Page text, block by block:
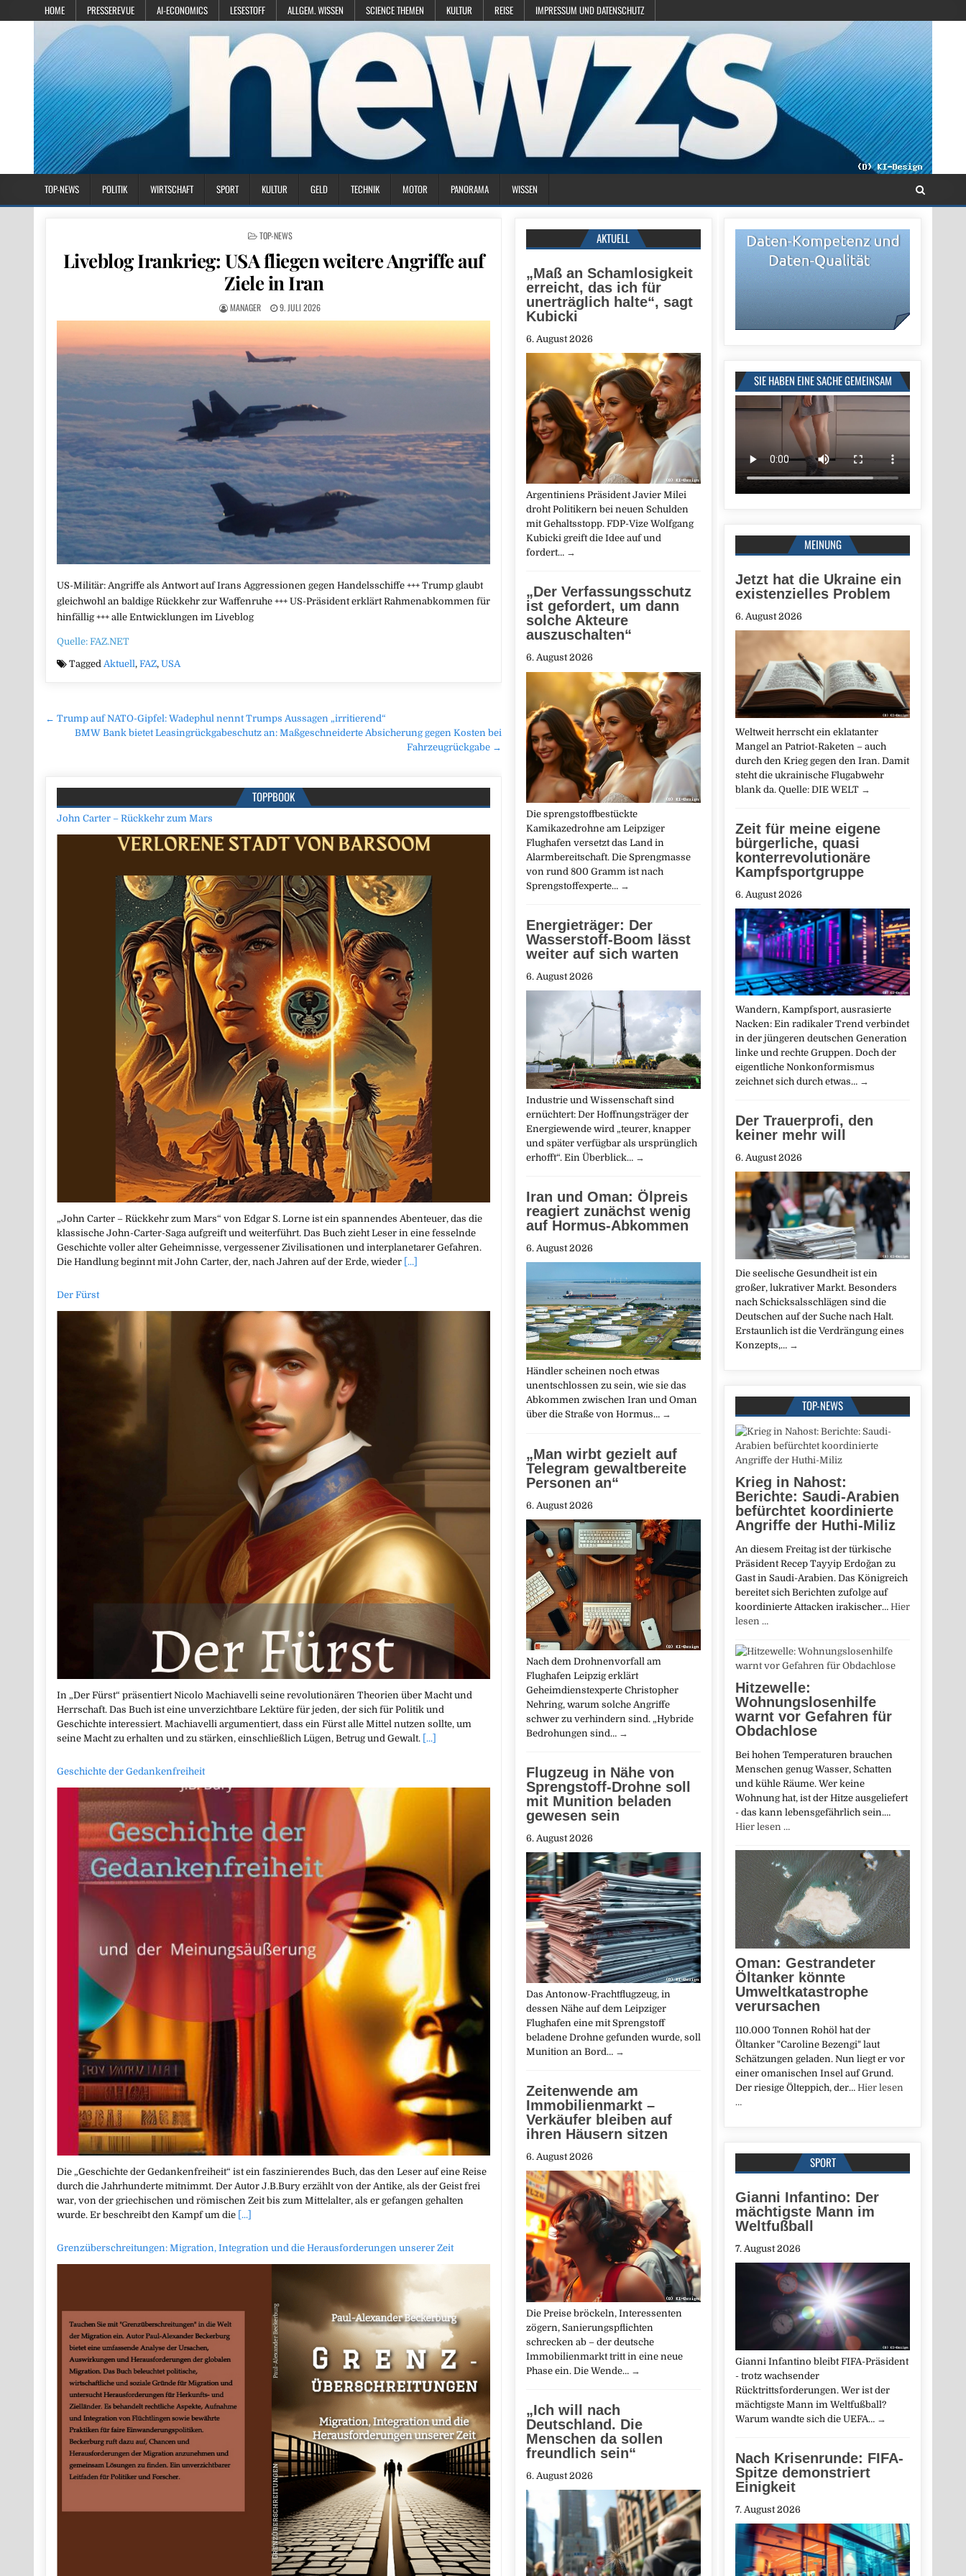
HOME PRESSEREVUE AI-ECONOMICS LESESTOFF ALLGEM. WISSEN SCIENCE THEMEN KULTUR REISE IMPRESSUM UND DATENSCHUTZ
TOP-NEWS POLITIK WIRTSCHAFT SPORT KULTUR GELD TECHNIK MOTOR PANORAMA WISSEN
POSTED IN
TOP-NEWS
Liveblog Irankrieg: USA fliegen weitere Angriffe auf
Ziele in Iran
MANAGER 9. JULI 2026
US-Militär: Angriffe als Antwort auf Irans Aggressionen gegen Handelsschiffe +++ Trump glaubt
gleichwohl an baldige Rückkehr zur Waffenruhe +++ US-Präsident erklärt Rahmenabkommen für
hinfällig +++ alle Entwicklungen im Liveblog
Quelle: FAZ.NET
TaggedAktuell,FAZ,USA
Beitragsnavigation
← Trump auf NATO-Gipfel: Wadephul nennt Trumps Aussagen „irritierend“
BMW Bank bietet Leasingrückgabeschutz an: Maßgeschneiderte Absicherung gegen Kosten bei
Fahrzeugrückgabe →
TOPPBOOK
John Carter – Rückkehr zum Mars
„John Carter – Rückkehr zum Mars“ von Edgar S. Lorne ist ein spannendes Abenteuer, das die
klassische John-Carter-Saga aufgreift und weiterführt. Das Buch zieht Leser in eine fesselnde
Geschichte voller alter Geheimnisse, vergessener Zivilisationen und interplanetarer Gefahren.
Die Handlung beginnt mit John Carter, der, nach Jahren auf der Erde, wieder [...]
Der Fürst
In „Der Fürst“ präsentiert Nicolo Machiavelli seine revolutionären Theorien über Macht und
Herrschaft. Das Buch ist eine unverzichtbare Lektüre für jeden, der sich für Politik und
Geschichte interessiert. Machiavelli argumentiert, dass ein Fürst alle Mittel nutzen sollte, um
seine Macht zu erhalten und zu stärken, einschließlich Lügen, Betrug und Gewalt. [...]
Geschichte der Gedankenfreiheit
Die „Geschichte der Gedankenfreiheit“ ist ein faszinierendes Buch, das den Leser auf eine Reise
durch die Jahrhunderte mitnimmt. Der Autor J.B.Bury erzählt von der Antike, als der Geist frei
war, von der griechischen und römischen Zeit bis zum Mittelalter, als er gefangen gehalten
wurde. Er beschreibt den Kampf um die [...]
Grenzüberschreitungen: Migration, Integration und die Herausforderungen unserer Zeit
SIE HABEN EINE SACHE GEMEINSAM
MEINUNG
Jetzt hat die Ukraine ein
existenzielles Problem
6. August 2026
Weltweit herrscht ein eklatanter
Mangel an Patriot-Raketen – auch
durch den Krieg gegen den Iran. Damit
steht die ukrainische Flugabwehr
blank da. Quelle: DIE WELT →
Zeit für meine eigene
bürgerliche, quasi
konterrevolutionäre
Kampfsportgruppe
6. August 2026
Wandern, Kampfsport, ausrasierte
Nacken: Ein radikaler Trend verbindet
in der jüngeren deutschen Generation
linke und rechte Gruppen. Doch der
eigentliche Nonkonformismus
zeichnet sich durch etwas… →
Der Trauerprofi, den
keiner mehr will
6. August 2026
Die seelische Gesundheit ist ein
großer, lukrativer Markt. Besonders
nach Schicksalsschlägen sind die
Deutschen auf der Suche nach Halt.
Erstaunlich ist die Verdrängung eines
Konzepts,… →
TOP-NEWS
Krieg in Nahost:
Berichte: Saudi-Arabien
befürchtet koordinierte
Angriffe der Huthi-Miliz
An diesem Freitag ist der türkische
Präsident Recep Tayyip Erdoğan zu
Gast in Saudi-Arabien. Das Königreich
bereitet sich Berichten zufolge auf
koordinierte Attacken irakischer… Hier
lesen …
Hitzewelle:
Wohnungslosenhilfe
warnt vor Gefahren für
Obdachlose
Bei hohen Temperaturen brauchen
Menschen genug Wasser, Schatten
und kühle Räume. Wer keine
Wohnung hat, ist der Hitze ausgeliefert
- das kann lebensgefährlich sein.…
Hier lesen …
Oman: Gestrandeter
Öltanker könnte
Umweltkatastrophe
verursachen
110.000 Tonnen Rohöl hat der
Öltanker "Caroline Bezengi" laut
Schätzungen geladen. Nun liegt er vor
einer omanischen Insel auf Grund.
Der riesige Ölteppich, der… Hier lesen
…
SPORT
Gianni Infantino: Der
mächtigste Mann im
Weltfußball
7. August 2026
Gianni Infantino bleibt FIFA-Präsident
- trotz wachsender
Rücktrittsforderungen. Wer ist der
mächtigste Mann im Weltfußball?
Warum wandte sich die UEFA… →
Nach Krisenrunde: FIFA-
Spitze demonstriert
Einigkeit
7. August 2026
AKTUELL
„Maß an Schamlosigkeit
erreicht, das ich für
unerträglich halte“, sagt
Kubicki
6. August 2026
Argentiniens Präsident Javier Milei
droht Politikern bei neuen Schulden
mit Gehaltsstopp. FDP-Vize Wolfgang
Kubicki greift die Idee auf und
fordert… →
„Der Verfassungsschutz
ist gefordert, um dann
solche Akteure
auszuschalten“
6. August 2026
Die sprengstoffbestückte
Kamikazedrohne am Leipziger
Flughafen versetzt das Land in
Alarmbereitschaft. Die Sprengmasse
von rund 800 Gramm ist nach
Sprengstoffexperte… →
Energieträger: Der
Wasserstoff-Boom lässt
weiter auf sich warten
6. August 2026
Industrie und Wissenschaft sind
ernüchtert: Der Hoffnungsträger der
Energiewende wird „teurer, knapper
und später verfügbar als ursprünglich
erhofft“. Ein Überblick… →
Iran und Oman: Ölpreis
reagiert zunächst wenig
auf Hormus-Abkommen
6. August 2026
Händler scheinen noch etwas
unentschlossen zu sein, wie sie das
Abkommen zwischen Iran und Oman
über die Straße von Hormus… →
„Man wirbt gezielt auf
Telegram gewaltbereite
Personen an“
6. August 2026
Nach dem Drohnenvorfall am
Flughafen Leipzig erklärt
Geheimdienstexperte Christopher
Nehring, warum solche Angriffe
schwer zu verhindern sind. „Hybride
Bedrohungen sind… →
Flugzeug in Nähe von
Sprengstoff-Drohne soll
mit Munition beladen
gewesen sein
6. August 2026
Das Antonow-Frachtflugzeug, in
dessen Nähe auf dem Leipziger
Flughafen eine mit Sprengstoff
beladene Drohne gefunden wurde, soll
Munition an Bord… →
Zeitenwende am
Immobilienmarkt –
Verkäufer bleiben auf
ihren Häusern sitzen
6. August 2026
Die Preise bröckeln, Interessenten
zögern, Sanierungspflichten
schrecken ab – der deutsche
Immobilienmarkt tritt in eine neue
Phase ein. Die Wende… →
„Ich will nach
Deutschland. Die
Menschen da sollen
freundlich sein“
6. August 2026